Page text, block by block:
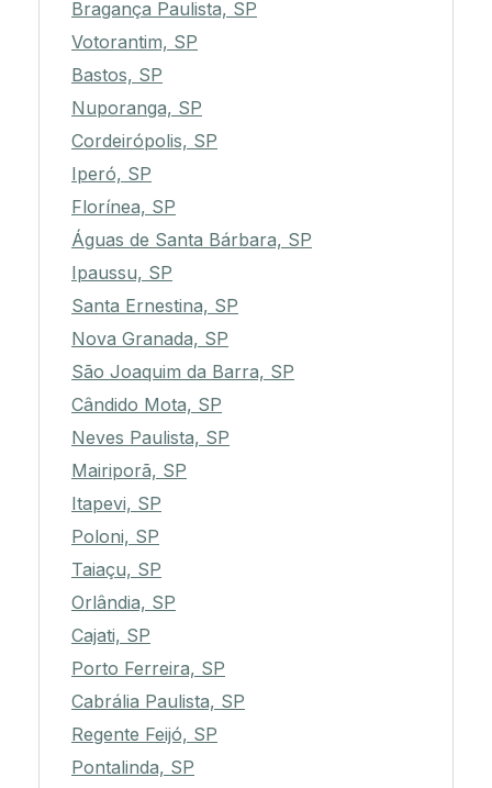
Bragança Paulista, SP
Votorantim, SP
Bastos, SP
Nuporanga, SP
Cordeirópolis, SP
Iperó, SP
Florínea, SP
Águas de Santa Bárbara, SP
Ipaussu, SP
Santa Ernestina, SP
Nova Granada, SP
São Joaquim da Barra, SP
Cândido Mota, SP
Neves Paulista, SP
Mairiporã, SP
Itapevi, SP
Poloni, SP
Taiaçu, SP
Orlândia, SP
Cajati, SP
Porto Ferreira, SP
Cabrália Paulista, SP
Regente Feijó, SP
Pontalinda, SP